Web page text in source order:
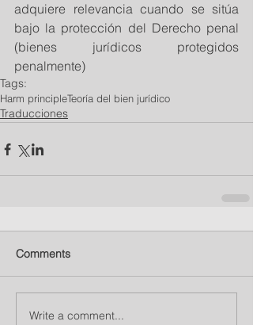
adquiere relevancia cuando se sitúa
bajo la protección del Derecho penal
(bienes jurídicos protegidos
penalmente)
Tags:
Harm principleTeoría del bien jurídico
Traducciones
Comments
Write a comment...